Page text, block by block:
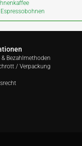
& Bezahlmethoden
/ Verpackung